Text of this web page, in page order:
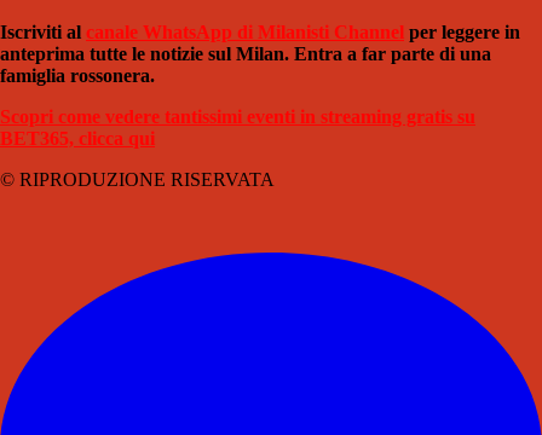
Iscriviti al canale WhatsApp di Milanisti Channel per leggere in
anteprima tutte le notizie sul Milan. Entra a far parte di una
famiglia rossonera.
Scopri come vedere tantissimi eventi in streaming gratis su
BET365, clicca qui
© RIPRODUZIONE RISERVATA